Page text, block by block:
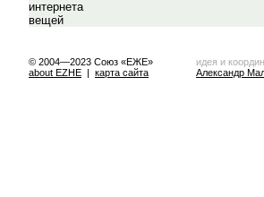
© 2004—2023 Союз «ЕЖЕ»
about EZHE | карта сайта
идея и
Александр